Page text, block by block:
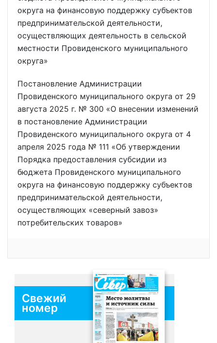
округа на финансовую поддержку субъектов
предпринимательской деятельности,
осуществляющих деятельность в сельской
местности Провиденского муниципального
округа»
Постановление Администрации
Провиденского муниципального округа от 29
августа 2025 г. № 300 «О внесении изменений
в постановление Администрации
Провиденского муниципального округа от 4
апреля 2025 года № 111 «Об утверждении
Порядка предоставления субсидии из
бюджета Провиденского муниципального
округа на финансовую поддержку субъектов
предпринимательской деятельности,
осуществляющих «северный завоз»
потребительских товаров»
Свежий
номер